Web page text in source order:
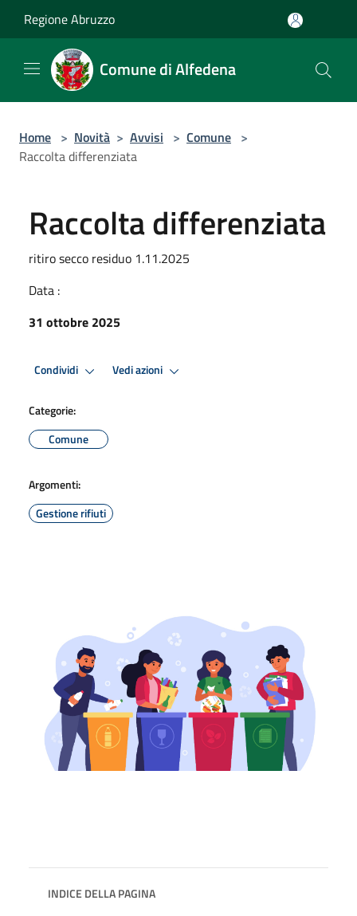
Regione Abruzzo
Comune di Alfedena
Home > Novità > Avvisi > Comune >
Raccolta differenziata
Raccolta differenziata
ritiro secco residuo 1.11.2025
Data :
31 ottobre 2025
Condividi Vedi azioni
Categorie:
Comune
Argomenti:
Gestione rifiuti
INDICE DELLA PAGINA